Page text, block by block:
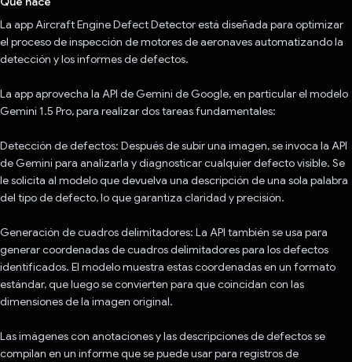
La app Aircraft Engine Defect Detector está diseñada para optimizar
el proceso de inspección de motores de aeronaves automatizando la
detección y los informes de defectos.
La app aprovecha la API de Gemini de Google, en particular el modelo
Gemini 1.5 Pro, para realizar dos tareas fundamentales:
Detección de defectos: Después de subir una imagen, se invoca la API
de Gemini para analizarla y diagnosticar cualquier defecto visible. Se
le solicita al modelo que devuelva una descripción de una sola palabra
del tipo de defecto, lo que garantiza claridad y precisión.
Generación de cuadros delimitadores: La API también se usa para
generar coordenadas de cuadros delimitadores para los defectos
identificados. El modelo muestra estas coordenadas en un formato
estándar, que luego se convierten para que coincidan con las
dimensiones de la imagen original.
Las imágenes con anotaciones y las descripciones de defectos se
compilan en un informe que se puede usar para registros de